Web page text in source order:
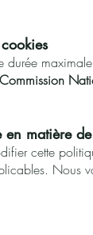
durée
matière
cette
Nous